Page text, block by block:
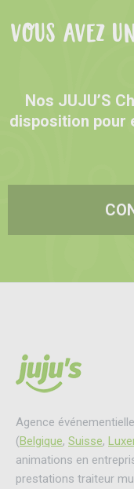
VOUS AVEZ
Nos JUJU’S
disposition pour
Agence
(Belgique, Suisse,
animations en
prestations traiteur